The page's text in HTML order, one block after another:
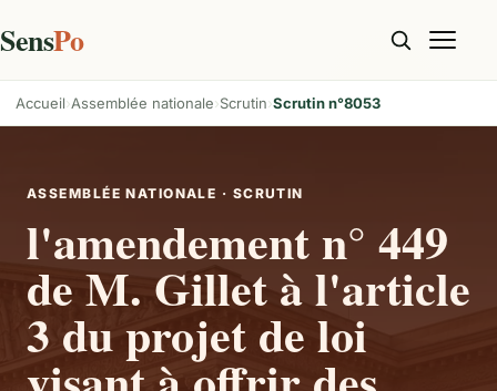
SensPo
Accueil Assemblée nationale Scrutin Scrutin n°8053
ASSEMBLÉE NATIONALE · SCRUTIN
l'amendement n° 449
de M. Gillet à l'article
3 du projet de loi